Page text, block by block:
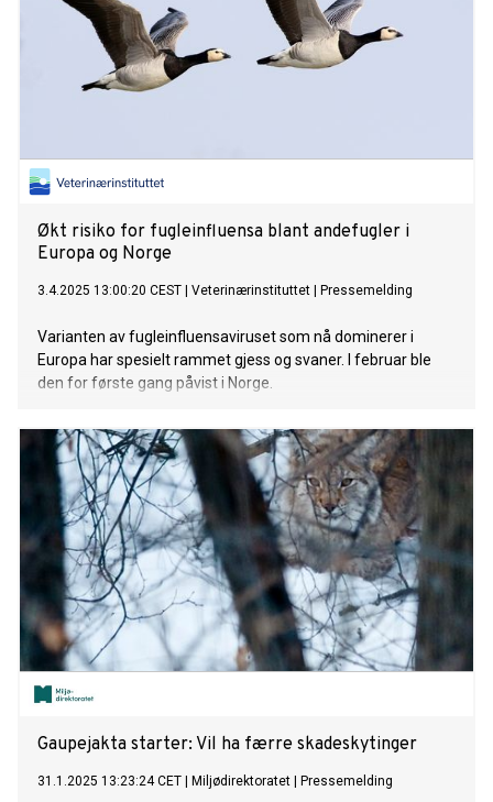
Økt risiko for fugleinfluensa blant andefugler i
Europa og Norge
3.4.2025 13:00:20 CEST Veterinærinstituttet Pressemelding
Varianten av fugleinfluensaviruset som nå dominerer i
Europa har spesielt rammet gjess og svaner. I februar ble
den for første gang påvist i Norge.
Gaupejakta starter: Vil ha færre skadeskytinger
31.1.2025 13:23:24 CET Miljødirektoratet Pressemelding